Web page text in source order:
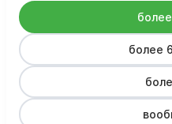
более